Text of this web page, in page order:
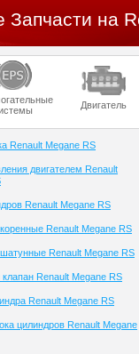
Запчасти на
Двигатель
Renault Megane RS
двигателем Renault
Renault Megane RS
Renault Megane RS
Renault Megane RS
Renault Megane RS
Renault Megane RS
цилиндров Renault Megane